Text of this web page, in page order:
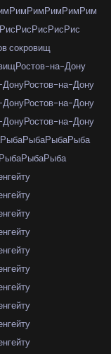
РимРимРимРимРим
РисРисРисРисРис
сокровищ
Ростов-на-Дону
ДонуРостов-на-Дону
ДонуРостов-на-Дону
ДонуРостов-на-Дону
РыбаРыбаРыбаРыба
РыбаРыба